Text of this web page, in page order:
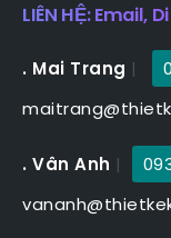
LIÊN HỆ: Email,
. Mai Trang |
. Vân Anh |